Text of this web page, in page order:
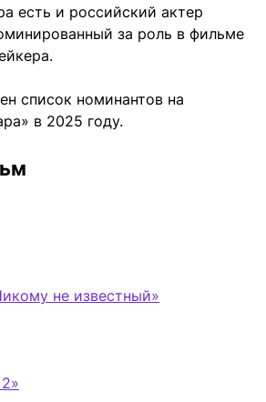
есть и российский актер
за роль в фильме
список номинантов на
в 2025 году.
не известный»